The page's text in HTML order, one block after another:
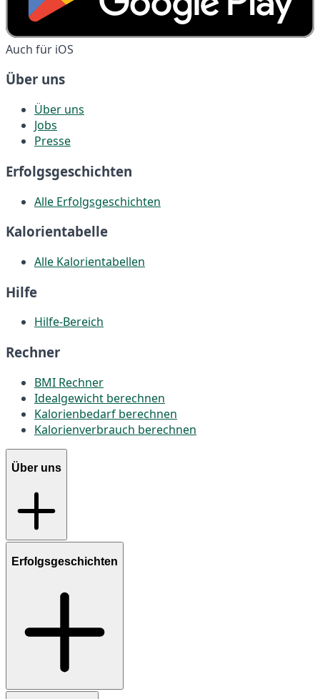
Auch für iOS
Über uns
Über uns
Jobs
Presse
Erfolgsgeschichten
Alle Erfolgsgeschichten
Kalorientabelle
Alle Kalorientabellen
Hilfe
Hilfe-Bereich
Rechner
BMI Rechner
Idealgewicht berechnen
Kalorienbedarf berechnen
Kalorienverbrauch berechnen
Über uns
Erfolgsgeschichten